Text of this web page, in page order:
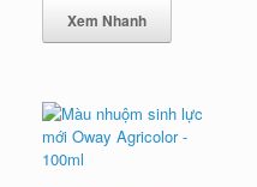
Xem Nhanh